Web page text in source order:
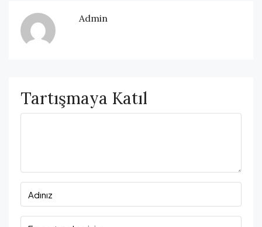
Admin
Tartışmaya Katıl